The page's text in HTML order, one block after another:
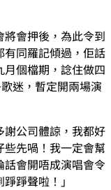
會押後，為此令到
同羅記傾過，佢話
個檔期，諗住做四
迷，暫定開兩場演
公司體諒，我都好
先喎！我一定會幫
會開唔成演唱會令
踭聲啦！」